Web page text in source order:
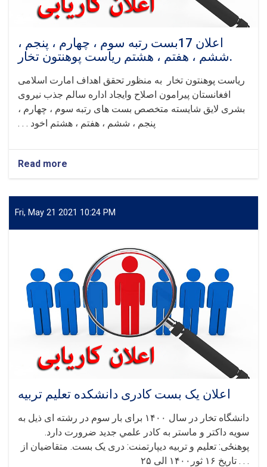
اعلان 17بست رتبه سوم ، چهارم ، پنجم ،
ششم ، هفتم ، هشتم ریاست پوهنتون تخار.
ریاست پوهنتون تخار به منظور تحقق اهداف امارت اسلامی
افغانستان پیرامون اصلاح وایجاد اداره سالم جذب نیروی
بشری لایق شایسته متخصص بست های رتبه سوم ، چهارم ،
پنجم ، ششم ، هفتم ، هشتم اخود . . .
Read more
اعلان
رتبه
سوم
،
ششم
هفتم
،
هشتم
پوهنتون
تخار.
Fri, May 21 2021 10:24 PM
اعلان یک بست کادری دانشکده تعلیم تربیه
دانشگاه تخار در سال ۱۴۰۰ برای بار سوم در رشته ای ذيل به
سويه داکتر و ماستر به کادر علمي جديد ضرورت دارد.
پوهنځی: تعلیم و تربیه دیپارتمنت: دری یک بست. متقاضيان از
تاريخ ۱۶ ثور۱۴۰۰ الی ۲۵ . . .